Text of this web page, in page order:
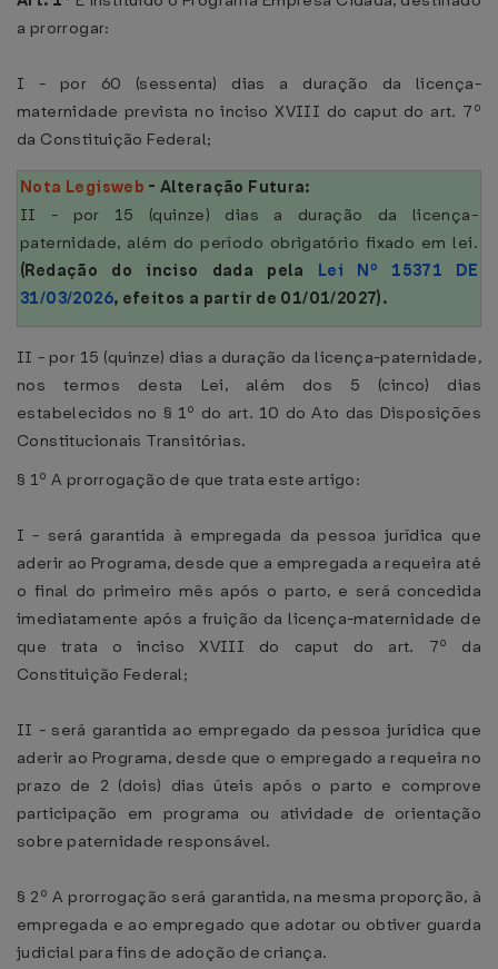
a prorrogar:
I - por 60 (sessenta) dias a duração da licença-
maternidade prevista no inciso XVIII do caput do art. 7º
da Constituição Federal;
Nota Legisweb - Alteração Futura:
II - por 15 (quinze) dias a duração da licença-
paternidade, além do período obrigatório fixado em lei.
(Redação do inciso dada pela Lei Nº 15371 DE
31/03/2026, efeitos a partir de 01/01/2027).
II - por 15 (quinze) dias a duração da licença-paternidade,
nos termos desta Lei, além dos 5 (cinco) dias
estabelecidos no § 1º do art. 10 do Ato das Disposições
Constitucionais Transitórias.
§ 1º A prorrogação de que trata este artigo:
I - será garantida à empregada da pessoa jurídica que
aderir ao Programa, desde que a empregada a requeira até
o final do primeiro mês após o parto, e será concedida
imediatamente após a fruição da licença-maternidade de
que trata o inciso XVIII do caput do art. 7º da
Constituição Federal;
II - será garantida ao empregado da pessoa jurídica que
aderir ao Programa, desde que o empregado a requeira no
prazo de 2 (dois) dias úteis após o parto e comprove
participação em programa ou atividade de orientação
sobre paternidade responsável.
§ 2º A prorrogação será garantida, na mesma proporção, à
empregada e ao empregado que adotar ou obtiver guarda
judicial para fins de adoção de criança.